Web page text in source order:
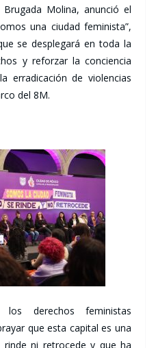
Molina, anunció el
una ciudad feminista”,
se desplegará en toda la
y reforzar la conciencia
erradicación de violencias
del 8M.
derechos feministas
que esta capital es una
ni retrocede y que ha